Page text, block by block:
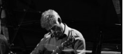
VENSTER